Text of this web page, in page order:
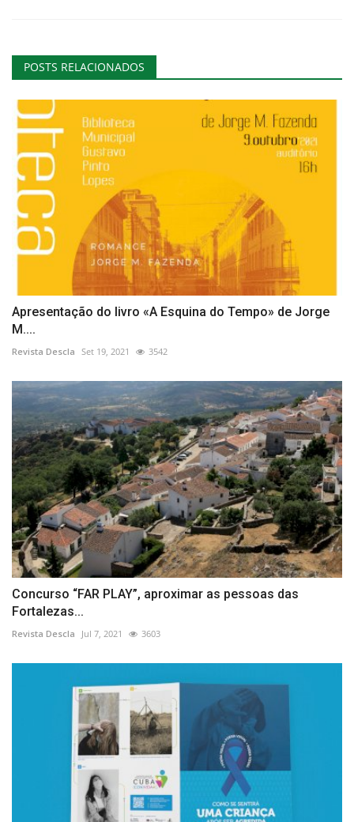
POSTS RELACIONADOS
Apresentação do livro «A Esquina do Tempo» de Jorge
M....
Revista Descla Set 19, 2021 3542
Concurso “FAR PLAY”, aproximar as pessoas das
Fortalezas...
Revista Descla Jul 7, 2021 3603